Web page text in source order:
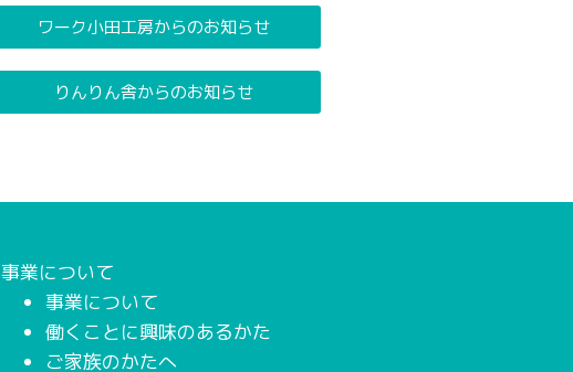
ワーク小田工房からのお知らせ
りんりん舎からのお知らせ
事業について
事業について
働くことに興味のあるかた
ご家族のかたへ